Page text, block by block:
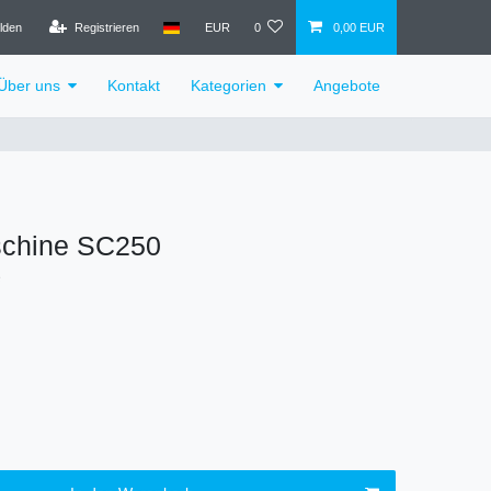
Registrieren EUR 0 0,00 EUR
uns Kontakt Kategorien Angebote
SC250